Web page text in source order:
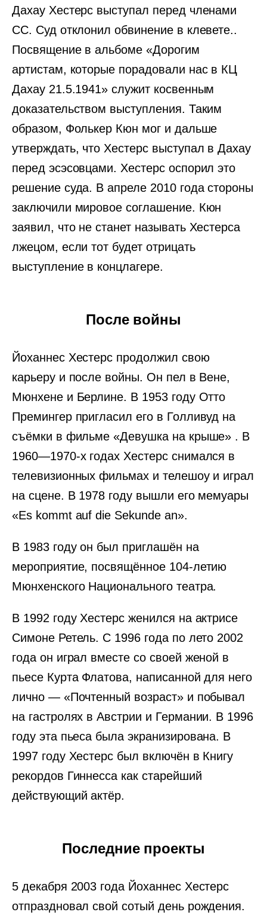
Дахау Хестерс выступал перед членами
СС. Суд отклонил обвинение в клевете..
Посвящение в альбоме «Дорогим
артистам, которые порадовали нас в КЦ
Дахау 21.5.1941» служит косвенным
доказательством выступления. Таким
образом, Фолькер Кюн мог и дальше
утверждать, что Хестерс выступал в Дахау
перед эсэсовцами. Хестерс оспорил это
решение суда. В апреле 2010 года стороны
заключили мировое соглашение. Кюн
заявил, что не станет называть Хестерса
лжецом, если тот будет отрицать
выступление в концлагере.
После войны
Йоханнес Хестерс продолжил свою
карьеру и после войны. Он пел в Вене,
Мюнхене и Берлине. В 1953 году Отто
Премингер пригласил его в Голливуд на
съёмки в фильме «Девушка на крыше» . В
1960—1970-х годах Хестерс снимался в
телевизионных фильмах и телешоу и играл
на сцене. В 1978 году вышли его мемуары
«Es kommt auf die Sekunde an».
В 1983 году он был приглашён на
мероприятие, посвящённое 104-летию
Мюнхенского Национального театра.
В 1992 году Хестерс женился на актрисе
Симоне Ретель. С 1996 года по лето 2002
года он играл вместе со своей женой в
пьесе Курта Флатова, написанной для него
лично — «Почтенный возраст» и побывал
на гастролях в Австрии и Германии. В 1996
году эта пьеса была экранизирована. В
1997 году Хестерс был включён в Книгу
рекордов Гиннесса как старейший
действующий актёр.
Последние проекты
5 декабря 2003 года Йоханнес Хестерс
отпраздновал свой сотый день рождения.